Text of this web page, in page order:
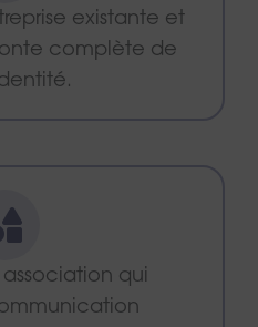
existante et
complète de
qui